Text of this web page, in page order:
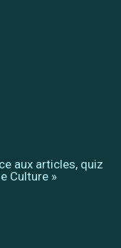
aux articles, quiz
Culture »